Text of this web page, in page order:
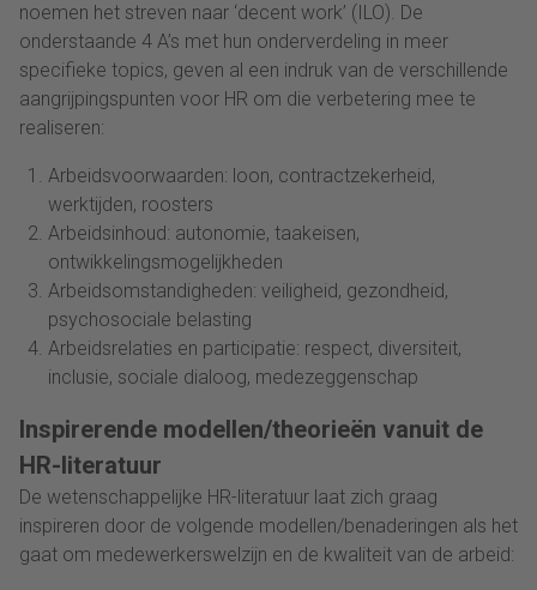
noemen het streven naar ‘decent work’ (ILO). De
onderstaande 4 A’s met hun onderverdeling in meer
specifieke topics, geven al een indruk van de verschillende
aangrijpingspunten voor HR om die verbetering mee te
realiseren:
Arbeidsvoorwaarden: loon, contractzekerheid,
werktijden, roosters
Arbeidsinhoud: autonomie, taakeisen,
ontwikkelingsmogelijkheden
Arbeidsomstandigheden: veiligheid, gezondheid,
psychosociale belasting
Arbeidsrelaties en participatie: respect, diversiteit,
inclusie, sociale dialoog, medezeggenschap
Inspirerende modellen/theorieën vanuit de
HR-literatuur
De wetenschappelijke HR-literatuur laat zich graag
inspireren door de volgende modellen/benaderingen als het
gaat om medewerkerswelzijn en de kwaliteit van de arbeid: